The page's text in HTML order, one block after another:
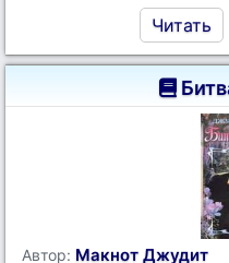
Читать
Автор: Макнот Джудит